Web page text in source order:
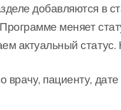
добавляются в
меняет
актуальный
врачу, пациенту,